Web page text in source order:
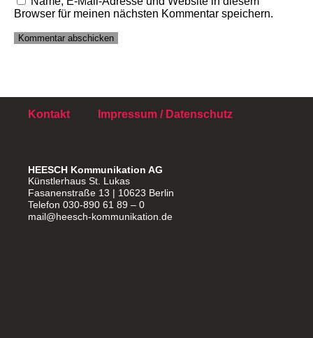
Browser für meinen nächsten Kommentar speichern.
Kontakt Impressum / Datenschutz
HEESCH Kommunikation AG
Künstlerhaus St. Lukas
Fasanenstraße 13 | 10623 Berlin
Telefon 030-890 61 89 – 0
mail@heesch-kommunikation.de